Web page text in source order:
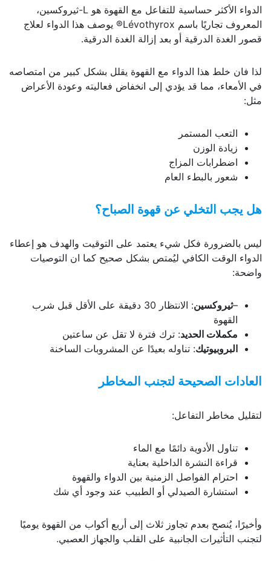
الدواء الأكثر حساسية للتفاعل مع القهوة هو L-ثيروكسين،
المعروف تجاريًا باسم Lévothyrox® يوصف هذا الدواء لعلاج
قصور الغدة الدرقية أو بعد إزالة الغدة الدرقية.
لذا فان خلط هذا الدواء مع القهوة يقلل بشكل كبير من امتصاصه
في الأمعاء، مما قد يؤدي إلى انخفاض فعاليته وعودة الأعراض
مثل:
التعب المستمر
زيادة الوزن
اضطرابات المزاج
شعور بالبطء العام
هل يجب التخلي عن قهوة الصباح؟
ليس بالضرورة فكل شيء يعتمد على التوقيت والهدف هو إعطاء
الدواء الوقت الكافي ليُمتص بشكل صحيح كما ان التوصيات
واضحة:
–ثيروكسين
: الانتظار 30 دقيقة على الأقل قبل شرب
القهوة
مكملات الحديد: ترك فترة لا تقل عن ساعتين
البروبيوتيك: تناوله بعيدًا عن المشروبات الساخنة
العادات الصحيحة لتجنب المخاطر
لتقليل مخاطر التفاعل:
تناول الأدوية دائمًا مع الماء
قراءة النشرة الداخلية بعناية
احترام الفواصل الزمنية بين الدواء والقهوة
استشارة الصيدلي أو الطبيب عند وجود أي شك
وأخيرًا، يُنصح بعدم تجاوز ثلاث إلى أربع أكواب من القهوة يوميًا
لتجنب التأثيرات الجانبية على القلب والجهاز العصبي.